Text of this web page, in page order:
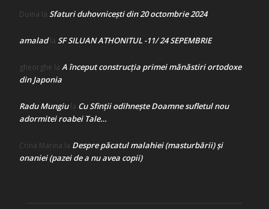
Doina la Sfaturi duhovnicești din 20 octombrie 2024
amaladla SF SILUAN ATHONITUL -11/ 24 SEPEMBRIE
gheorghe la A început construcţia primei mănăstiri ortodoxe
din Japonia
Radu Mungiula Cu Sfinții odihnește Doamne sufletul nou
adormitei roabei Tale…
Crina Marina la Despre păcatul malahiei (masturbării) şi
onaniei (pazei de a nu avea copii)